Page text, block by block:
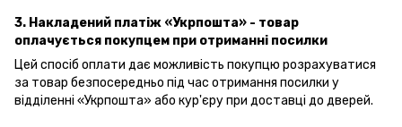
3. Накладений платіж «Укрпошта» - товар
оплачується покупцем при отриманні посилки
Цей спосіб оплати дає можливість покупцю розрахуватися
за товар безпосередньо під час отримання посилки у
відділенні «Укрпошта» або кур'єру при доставці до дверей.